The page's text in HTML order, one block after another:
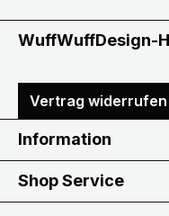
WuffWuffDesign-
Vertrag widerrufen
Information
Shop Service